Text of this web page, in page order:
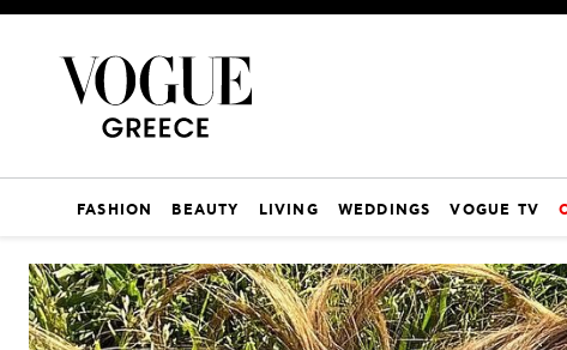
FASHION BEAUTY LIVING WEDDINGS VOGUE TV